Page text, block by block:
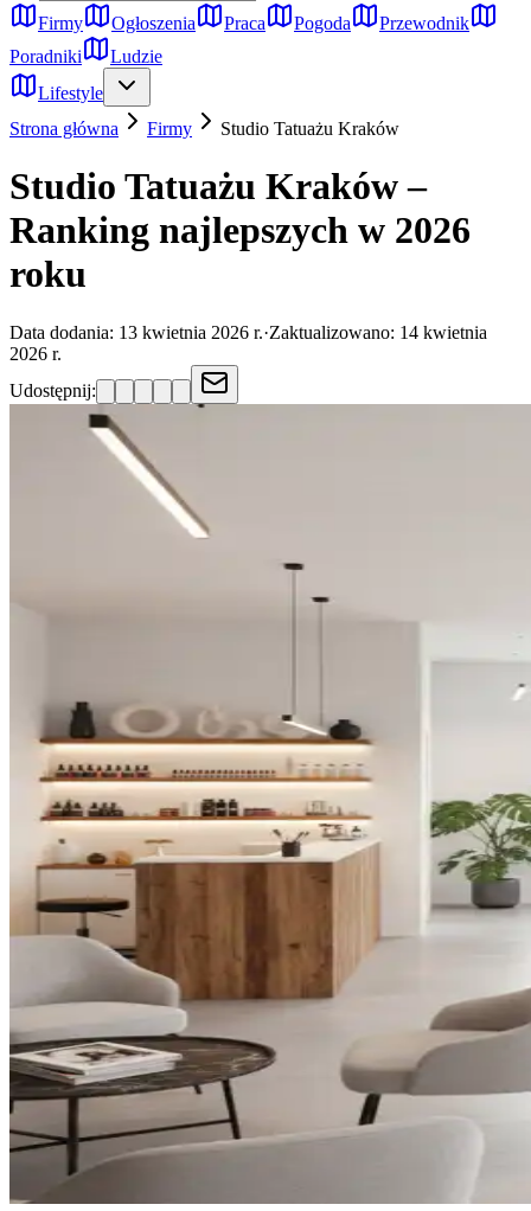
Firmy Ogłoszenia Praca Pogoda
Przewodnik
Poradniki
Ludzie
Lifestyle
Strona główna
Firmy Studio Tatuażu Kraków
Studio Tatuażu Kraków –
Ranking najlepszych w 2026
roku
Data dodania: 13 kwietnia 2026 r.·Zaktualizowano: 14 kwietnia
2026 r.
Udostępnij: